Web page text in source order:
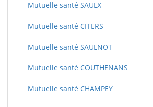
Mutuelle santé SAULX
Mutuelle santé CITERS
Mutuelle santé SAULNOT
Mutuelle santé COUTHENANS
Mutuelle santé CHAMPEY